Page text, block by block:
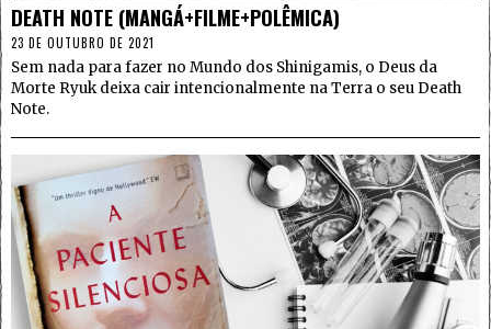
DEATH NOTE (MANGÁ+FILME+POLÊMICA)
23 DE OUTUBRO DE 2021
Sem nada para fazer no Mundo dos Shinigamis, o Deus da
Morte Ryuk deixa cair intencionalmente na Terra o seu Death
Note.